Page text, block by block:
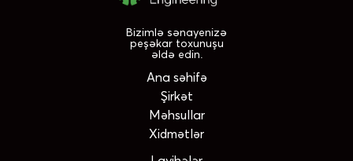
Bizimlə sənayenizə
peşəkar toxunuşu
əldə edin.
Ana səhifə
Şirkət
Məhsullar
Xidmətlər